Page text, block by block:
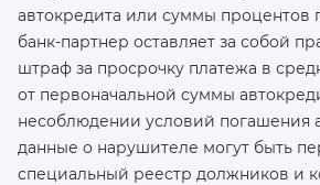
автокредита или суммы процентов
банк-партнер оставляет за собой
штраф за просрочку платежа в
от первоначальной суммы
несоблюдении условий погашения
данные о нарушителе могут быть
специальный реестр должников и